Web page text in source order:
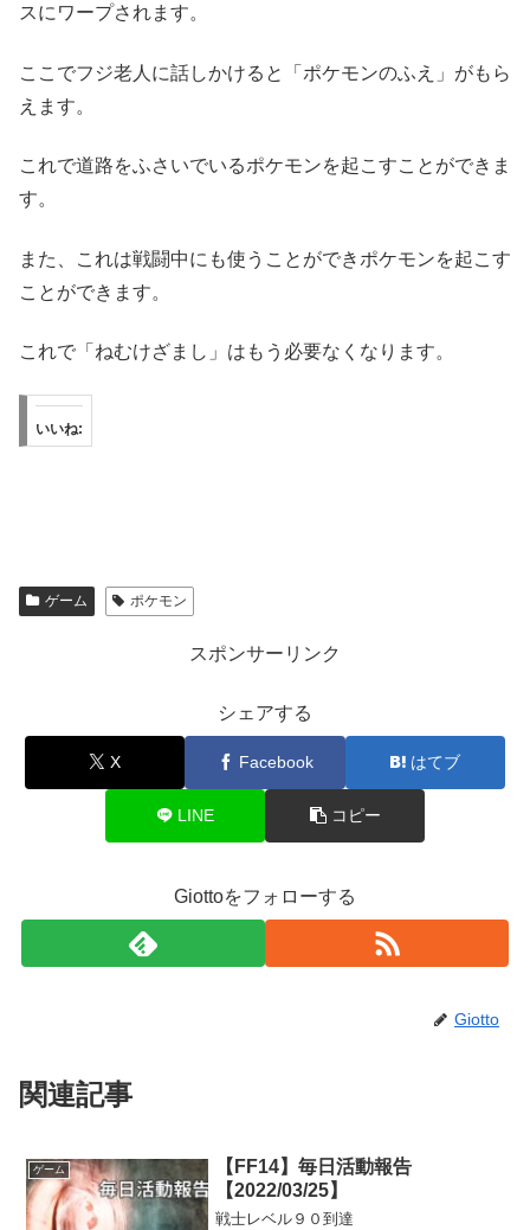
スにワープされます。
ここでフジ老人に話しかけると「ポケモンのふえ」がもら
えます。
これで道路をふさいでいるポケモンを起こすことができま
す。
また、これは戦闘中にも使うことができポケモンを起こす
ことができます。
これで「ねむけざまし」はもう必要なくなります。
いいね:
ゲーム ポケモン
スポンサーリンク
シェアする
X Facebook はてブ
LINE コピー
Giottoをフォローする
Giotto
関連記事
ゲーム
【FF14】毎日活動報告
【2022/03/25】
戦士レベル９０到達